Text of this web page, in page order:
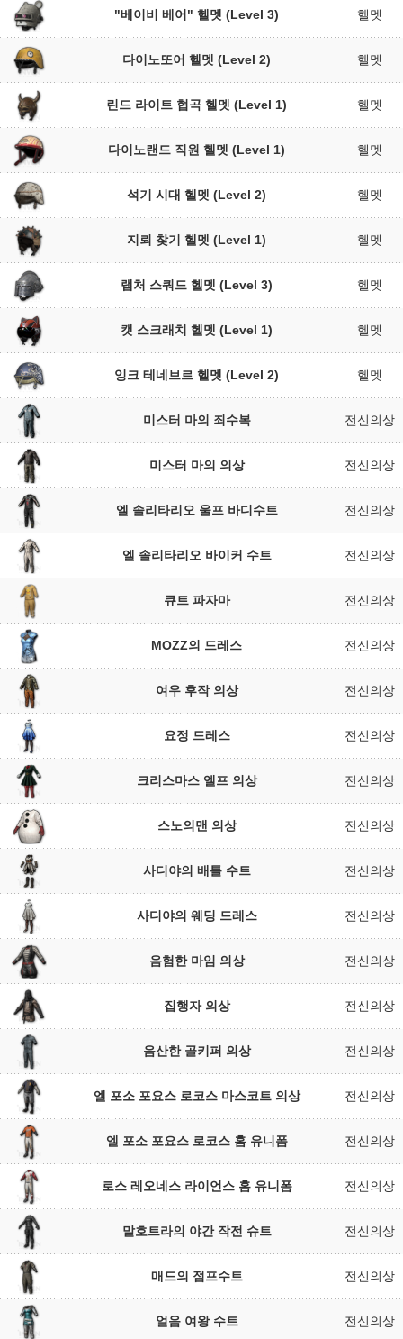
"베이비 베어" 헬멧 (Level 3) 헬멧
다이노또어 헬멧 (Level 2) 헬멧
린드 라이트 협곡 헬멧 (Level 1) 헬멧
다이노랜드 직원 헬멧 (Level 1) 헬멧
석기 시대 헬멧 (Level 2) 헬멧
지뢰 찾기 헬멧 (Level 1) 헬멧
랩처 스쿼드 헬멧 (Level 3) 헬멧
캣 스크래치 헬멧 (Level 1) 헬멧
잉크 테네브르 헬멧 (Level 2) 헬멧
미스터 마의 죄수복 전신의상
미스터 마의 의상 전신의상
엘 솔리타리오 울프 바디수트 전신의상
엘 솔리타리오 바이커 수트 전신의상
큐트 파자마 전신의상
MOZZ의 드레스 전신의상
여우 후작 의상 전신의상
요정 드레스 전신의상
크리스마스 엘프 의상 전신의상
스노의맨 의상 전신의상
사디야의 배틀 수트 전신의상
사디야의 웨딩 드레스 전신의상
음험한 마임 의상 전신의상
집행자 의상 전신의상
음산한 골키퍼 의상 전신의상
엘 포소 포요스 로코스 마스코트 의상 전신의상
엘 포소 포요스 로코스 홈 유니폼 전신의상
로스 레오네스 라이언스 홈 유니폼 전신의상
말호트라의 야간 작전 슈트 전신의상
매드의 점프수트 전신의상
얼음 여왕 수트 전신의상